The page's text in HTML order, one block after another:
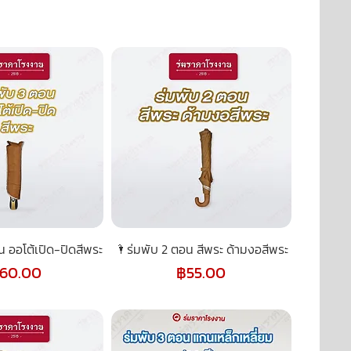
ออโต้เปิด-ปิดสีพระ
า
🌂ร่มพับ 2 ตอน สีพระ ด้ามงอสีพระ
ราคา
฿55.00